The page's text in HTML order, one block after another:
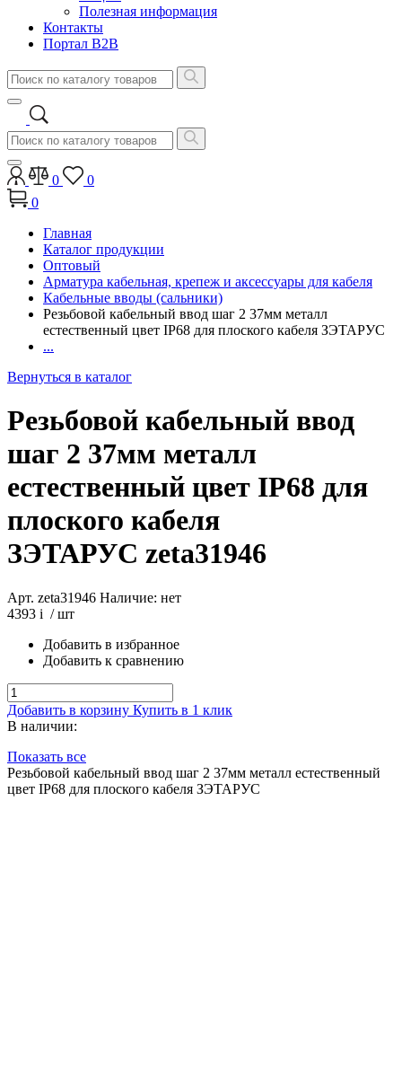
Полезная информация
Контакты
Портал B2B
0
0
0
Главная
Каталог продукции
Оптовый
Арматура кабельная, крепеж и аксессуары для кабеля
Кабельные вводы (сальники)
Резьбовой кабельный ввод шаг 2 37мм металл
естественный цвет IP68 для плоского кабеля ЗЭТАРУС
...
Вернуться в каталог
Резьбовой кабельный ввод
шаг 2 37мм металл
естественный цвет IP68 для
плоского кабеля
ЗЭТАРУС zeta31946
Арт. zeta31946 Наличие: нет
4393 i / шт
Добавить в избранное
Добавить к сравнению
Добавить в корзину Купить в 1 клик
В наличии:
Показать все
Резьбовой кабельный ввод шаг 2 37мм металл естественный
цвет IP68 для плоского кабеля ЗЭТАРУС